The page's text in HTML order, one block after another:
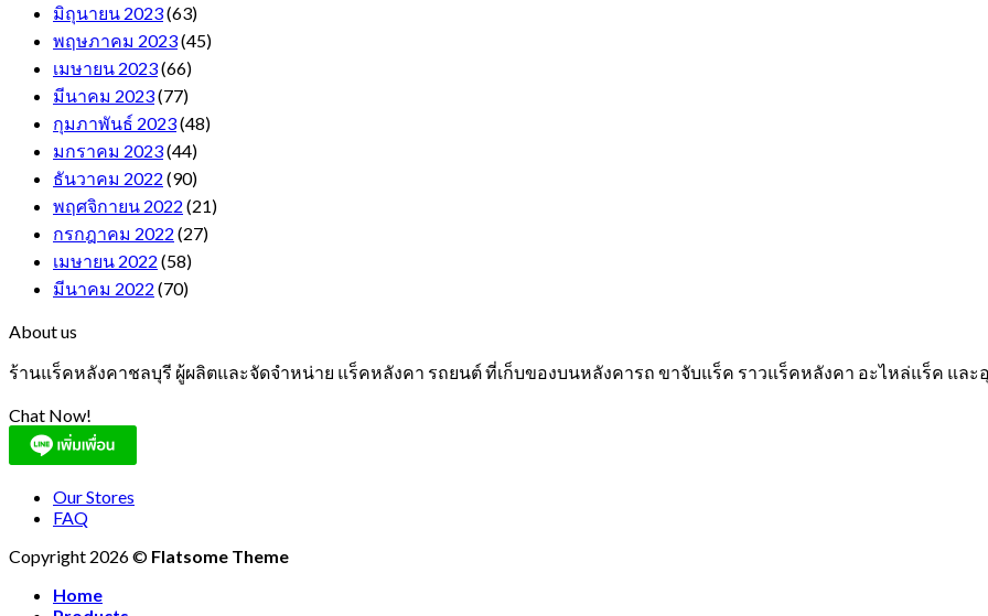
มิถุนายน 2023(63)
พฤษภาคม 2023(45)
เมษายน 2023(66)
มีนาคม 2023(77)
กุมภาพันธ์ 2023(48)
มกราคม 2023(44)
ธันวาคม 2022 (90)
พฤศจิกายน 2022 (21)
กรกฎาคม 2022 (27)
เมษายน 2022 (58)
มีนาคม 2022 (70)
About us
ร้านแร็คหลังคาชลบุรี ผู้ผลิตและจัดจำหน่าย แร็คหลังคา รถยนต์ ที่เก็บของบนหลังคารถ ขาจับแร็ค ราวแร็คหลังคา อะไหล่แร็ค แล
Chat Now!
Our Stores
FAQ
Copyright 2026 © Flatsome Theme
Home